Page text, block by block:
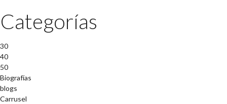
Categorías
30
40
50
Biografías
blogs
Carrusel